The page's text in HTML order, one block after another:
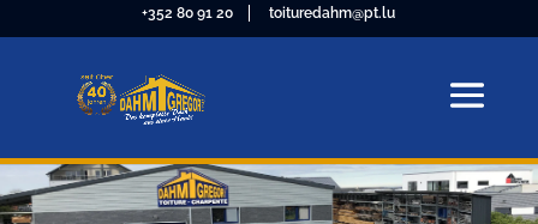
+352 80 91 20 toituredahm@pt.lu